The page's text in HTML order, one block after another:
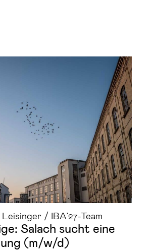
/ IBA’27-Team
Sa­lach sucht eine
(m/w/d)